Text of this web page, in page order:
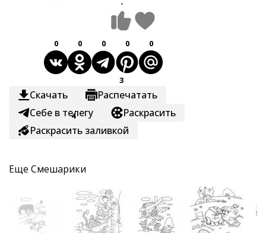
0 0 0 0 0
Скачать
3
Распечатать
Себе в телегу
Раскрасить
4
Раскрасить заливкой
Еще Смешарики